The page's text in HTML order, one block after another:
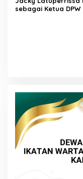
sebagai Ketua DPW